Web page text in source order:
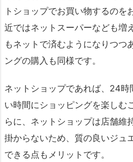
トショップでお買い物するのを
近ではネットスーパーなども増
もネットで済むようになりつつ
ングの購入も同様です。
ネットショップであれば、24時
い時間にショッピングを楽しむ
らに、ネットショップは店舗維
掛からないため、質の良いジュ
できる点もメリットです。